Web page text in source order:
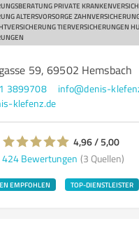
PRIVATE
ALTERSVORSORGE
TIERVERSICHERUNGEN
59, 69502 Hemsbach
3899708
info@denis-
klefenz.de
4,96 / 5,00
424 Bewertungen (3 Quellen)
EMPFOHLEN TOP-DIENSTLEISTER